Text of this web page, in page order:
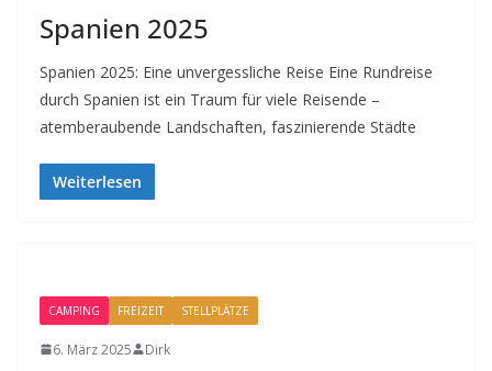
Spanien 2025
Spanien 2025: Eine unvergessliche Reise Eine Rundreise
durch Spanien ist ein Traum für viele Reisende –
atemberaubende Landschaften, faszinierende Städte
Weiterlesen
CAMPING FREIZEIT STELLPLÄTZE
6. März 2025 Dirk